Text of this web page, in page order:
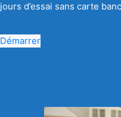
jours d’essai sans carte
Démarrer